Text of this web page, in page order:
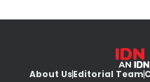
About UsEditorial Team